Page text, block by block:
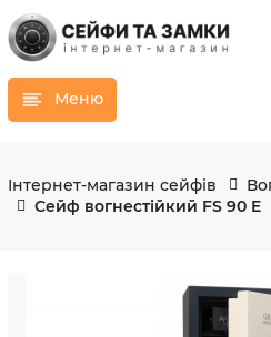
Меню
Інтернет-магазин сейфів
Сейф вогнестійкий FS 90 E